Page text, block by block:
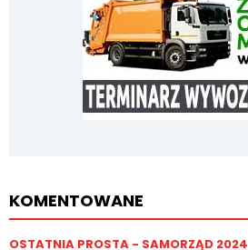
KOMENTOWANE
OSTATNIA PROSTA - SAMORZĄD 2024